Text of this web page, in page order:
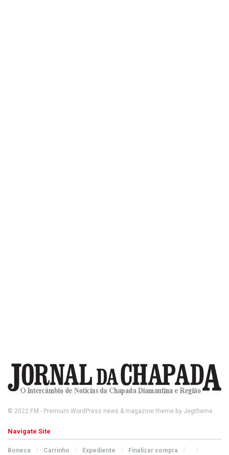
© 2022 FM - Premium WordPress news & magazine theme by Jegtheme.
Navigate Site
Boneca Carrinho Expediente Finalizar compra